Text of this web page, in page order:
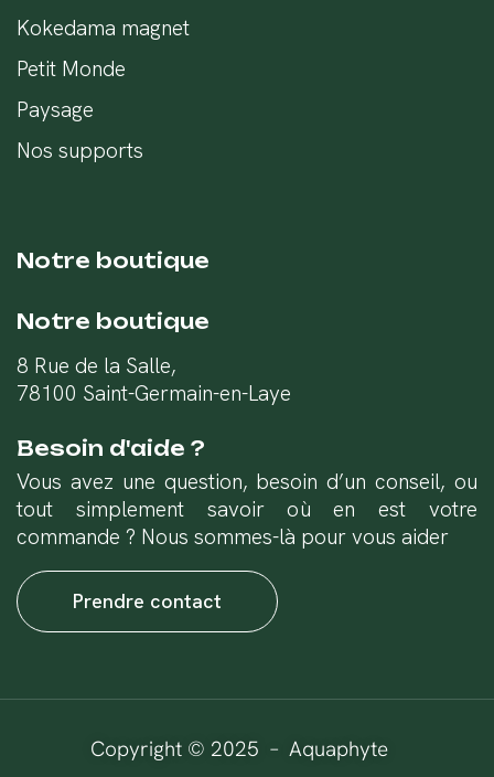
Kokedama magnet
Petit Monde
Paysage
Nos supports
Notre boutique
Notre boutique
8 Rue de la Salle,
78100 Saint-Germain-en-Laye
Besoin d'aide ?
Vous avez une question, besoin d’un conseil, ou
tout simplement savoir où en est votre
commande ? Nous sommes-là pour vous aider
Prendre contact
Copyright © 2025 – Aquaphyte